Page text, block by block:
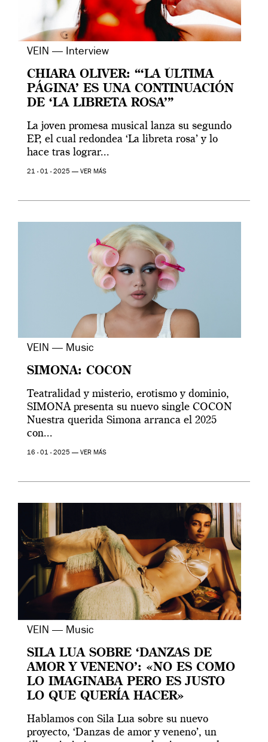
VEIN — Interview
CHIARA OLIVER: “‘LA ÚLTIMA
PÁGINA’ ES UNA CONTINUACIÓN
DE ‘LA LIBRETA ROSA’”
La joven promesa musical lanza su segundo
EP, el cual redondea ‘La libreta rosa’ y lo
hace tras lograr...
21 - 01 - 2025 — VER MÁS
VEIN — Music
SIMONA: COCON
Teatralidad y misterio, erotismo y dominio,
SIMONA presenta su nuevo single COCON
Nuestra querida Simona arranca el 2025
con...
16 - 01 - 2025 — VER MÁS
VEIN — Music
SILA LUA SOBRE ‘DANZAS DE
AMOR Y VENENO’: «NO ES COMO
LO IMAGINABA PERO ES JUSTO
LO QUE QUERÍA HACER»
Hablamos con Sila Lua sobre su nuevo
proyecto, ‘Danzas de amor y veneno’, un